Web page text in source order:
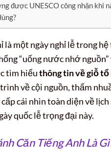
được UNESCO công nhận khi
là một ngày nghỉ lễ trong
“uống nước nhớ
tìm hiểuthông tin về giỗ
về cội nguồn, thấm
cái nhìn toàn diện về
quốc lễ trọng đại này.
Căn Tiếng Anh Là Gì